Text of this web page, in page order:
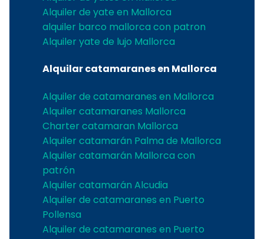
Alquiler de yate en Mallorca
alquiler barco mallorca con patron
Alquiler yate de lujo Mallorca
Alquilar catamaranes en Mallorca
Alquiler de catamaranes en Mallorca
Alquiler catamaranes Mallorca
Charter catamaran Mallorca
Alquiler catamarán Palma de Mallorca
Alquiler catamarán Mallorca con
patrón
Alquiler catamarán Alcudia
Alquiler de catamaranes en Puerto
Pollensa
Alquiler de catamaranes en Puerto